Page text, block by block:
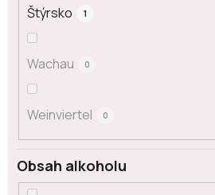
Štýrsko 1
Wachau 0
Weinviertel 0
Obsah alkoholu